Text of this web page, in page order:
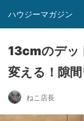
ハウジーマガジン
13cmのデッ
変える！隙
ねこ店長